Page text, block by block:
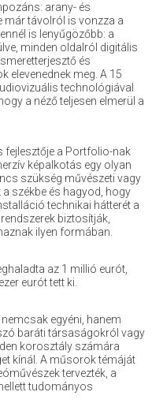
arany- és
távolról is vonzza a
is lenyűgözőbb: a
minden oldalról digitális
és
elevenednek meg. A 15
technológiával
a néző teljesen elmerül a
fejlesztője a Portfolio-nak
képalkotás egy olyan
szükség művészeti vagy
székbe és hagyod, hogy
technikai hátterét a
biztosítják,
ilyen formában.
az 1 millió eurót,
eurót tett ki.
egyéni, hanem
baráti társaságokról vagy
korosztály számára
kínál. A műsorok témáját
tervezték, a
tudományos